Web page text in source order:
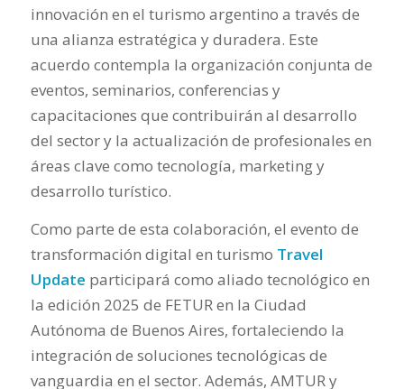
innovación en el turismo argentino a través de
una alianza estratégica y duradera. Este
acuerdo contempla la organización conjunta de
eventos, seminarios, conferencias y
capacitaciones que contribuirán al desarrollo
del sector y la actualización de profesionales en
áreas clave como tecnología, marketing y
desarrollo turístico.
Como parte de esta colaboración, el evento de
transformación digital en turismo Travel
Update participará como aliado tecnológico en
la edición 2025 de FETUR en la Ciudad
Autónoma de Buenos Aires, fortaleciendo la
integración de soluciones tecnológicas de
vanguardia en el sector. Además, AMTUR y